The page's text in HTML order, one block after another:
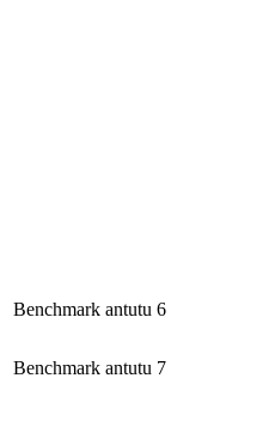
Benchmark antutu 6
Benchmark antutu 7